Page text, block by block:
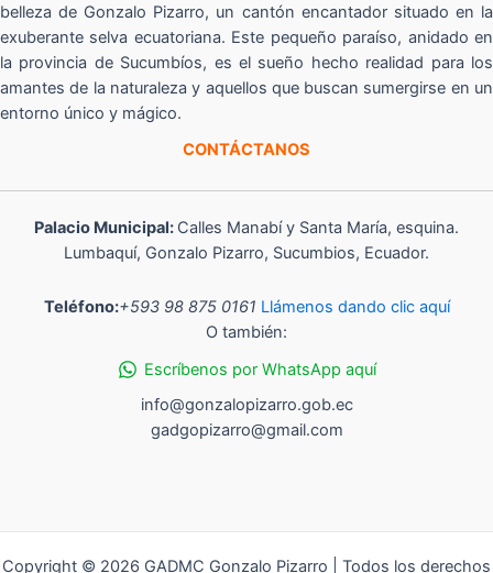
belleza de Gonzalo Pizarro, un cantón encantador situado en la
exuberante selva ecuatoriana. Este pequeño paraíso, anidado en
la provincia de Sucumbíos, es el sueño hecho realidad para los
amantes de la naturaleza y aquellos que buscan sumergirse en un
entorno único y mágico.
CONTÁCTANOS
Palacio Municipal: Calles Manabí y Santa María, esquina.
Lumbaquí, Gonzalo Pizarro, Sucumbios, Ecuador.
Teléfono:+593 98 875 0161 Llámenos dando clic aquí
O también:
Escríbenos por WhatsApp aquí
info@gonzalopizarro.gob.ec
gadgopizarro@gmail.com
Copyright © 2026 GADMC Gonzalo Pizarro | Todos los derechos